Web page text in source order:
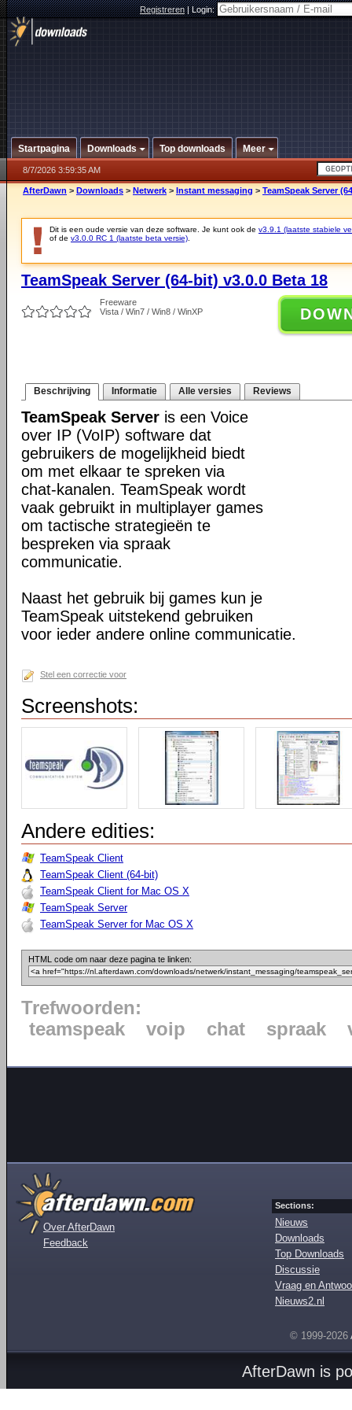
Registreren|Login:
Startpagina Downloads Top downloads Meer
8/7/2026 3:59:35 AM
AfterDawn > Downloads > Netwerk > Instant messaging > TeamSpeak Server
Dit is een oude versie van deze software. Je kunt ook de v3.9.1 (laatste stabiele
of de v3.0.0 RC 1 (laatste beta versie)
TeamSpeak Server (64-bit) v3.0.0 Beta 18
Freeware
Vista / Win7 / Win8 / WinXP
Beschrijving Informatie Alle versies Reviews
TeamSpeak Server is een Voice
over IP (VoIP) software dat
gebruikers de mogelijkheid biedt
om met elkaar te spreken via
chat-kanalen. TeamSpeak wordt
vaak gebruikt in multiplayer games
om tactische strategieën te
bespreken via spraak
communicatie.
Naast het gebruik bij games kun je
TeamSpeak uitstekend gebruiken
voor ieder andere online communicatie.
Stel een correctie voor
Screenshots:
Andere edities:
TeamSpeak Client
TeamSpeak Client (64-bit)
TeamSpeak Client for Mac OS X
TeamSpeak Server
TeamSpeak Server for Mac OS X
HTML code om naar deze pagina te linken:
Trefwoorden:
teamspeak
voip chat spraak
Over AfterDawn
Feedback
Sections:
Nieuws
Downloads
Top Downloads
Discussie
Vraag en
Nieuws2.nl
© 1999-2026
AfterDawn is